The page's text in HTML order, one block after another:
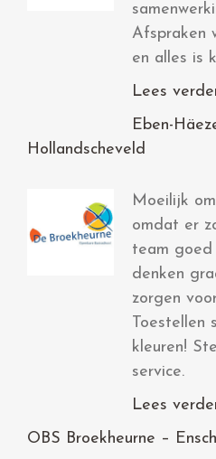
Afspraken
en alles is
Lees
Eben-
Hollandscheveld
Moeilijk
omdat er
team goed
denken
zorgen
Toestellen
kleuren!
service.
Lees
OBS Broekheurne –